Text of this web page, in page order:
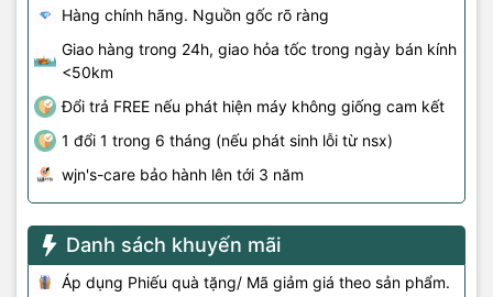
Hàng chính hãng. Nguồn gốc rõ ràng
Giao hàng trong 24h, giao hỏa tốc trong ngày bán kính
<50km
Đổi trả FREE nếu phát hiện máy không giống cam kết
1 đổi 1 trong 6 tháng (nếu phát sinh lỗi từ nsx)
wjn's-care bảo hành lên tới 3 năm
Danh sách khuyến mãi
Áp dụng Phiếu quà tặng/ Mã giảm giá theo sản phẩm.